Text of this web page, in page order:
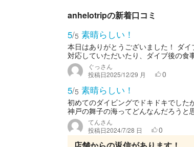
anhelotripの新着口コミ
5/5 素晴らしい！
本日はありがとうございました！ ダ
対応していただいたり、ダイブ後の食
ぐっさん
投稿日2025/12/29 月 0
5/5 素晴らしい！
初めてのダイビングでドキドキでした
神戸の舞子の海ってどんなんだろうと
てんさん
投稿日2024/7/28 日 0